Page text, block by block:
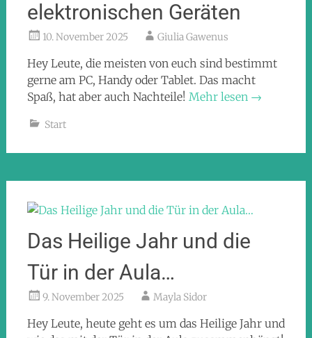
elektronischen Geräten
10. November 2025 Giulia Gawenus
Hey Leute, die meisten von euch sind bestimmt
gerne am PC, Handy oder Tablet. Das macht
Spaß, hat aber auch Nachteile! Mehr lesen →
Start
Das Heilige Jahr und die
Tür in der Aula…
9. November 2025 Mayla Sidor
Hey Leute, heute geht es um das Heilige Jahr und